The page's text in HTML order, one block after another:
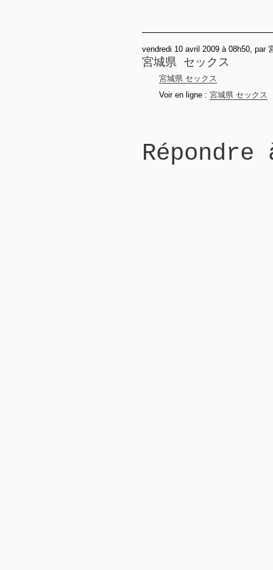
vendredi 10 avril 2009 à 08h50, par
宮城県 セックス
宮城県 セックス
Voir en ligne : 宮城県 セックス